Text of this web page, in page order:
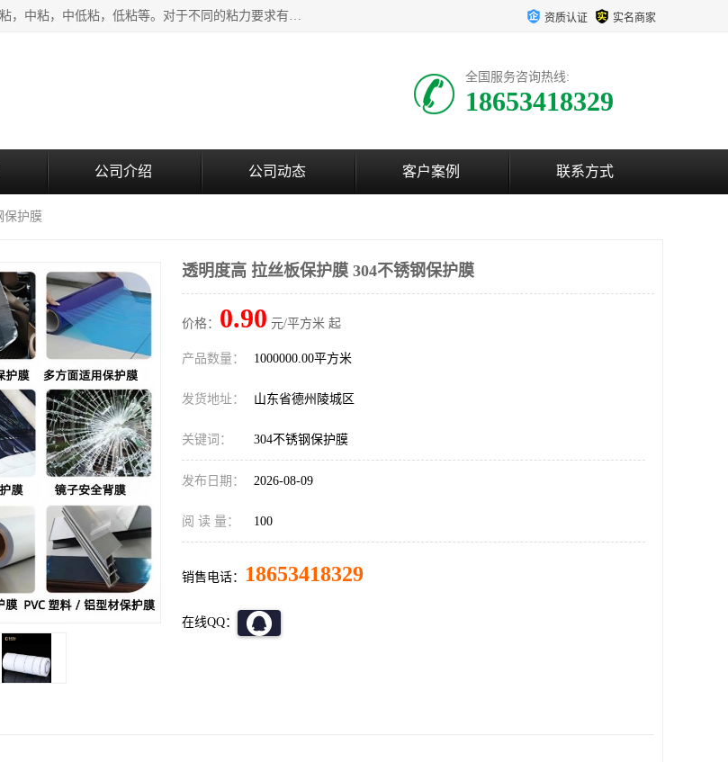
该类保护膜有复合，透明、奶白、蓝色、黑白等膜型。特高粘，高粘，中高粘，中粘，中低粘，低粘等。对于不同的粘力要求有相应的产品相适配。无胶渍残留污染。在较宽的收卷幅度下平整无皱纹，收卷长度大，利于机械化及自动化施工粘贴。为您的产品提供的表面保护解决方案。 产品广泛适用于：铝材、不锈钢、金属、塑料、电子、家电、家具、玻璃、化工材料、装饰材料等。 资质认证 实名商家
全国服务咨询热线:
18653418329
公司介绍 公司动态 客户案例 联系方式
保护膜
透明度高 拉丝板保护膜 304不锈钢保护膜
价格： 0.90 元/平方米 起
产品数量： 1000000.00平方米
发货地址： 山东省德州陵城区
关键词： 304不锈钢保护膜
发布日期： 2026-08-09
阅 读 量： 100
销售电话： 18653418329
在线QQ：